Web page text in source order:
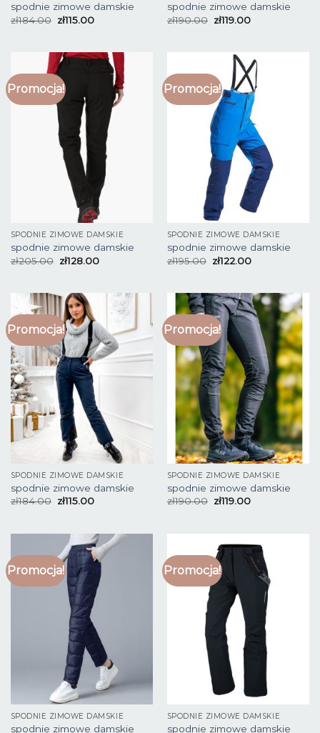
spodnie zimowe damskie
zł184.00 zł115.00
spodnie zimowe damskie
zł190.00 zł119.00
Promocja!
SPODNIE ZIMOWE DAMSKIE
spodnie zimowe damskie
zł205.00 zł128.00
Promocja!
SPODNIE ZIMOWE DAMSKIE
spodnie zimowe damskie
zł195.00 zł122.00
Promocja!
SPODNIE ZIMOWE DAMSKIE
spodnie zimowe damskie
zł184.00 zł115.00
Promocja!
SPODNIE ZIMOWE DAMSKIE
spodnie zimowe damskie
zł190.00 zł119.00
Promocja!
SPODNIE ZIMOWE DAMSKIE
spodnie zimowe damskie
Promocja!
SPODNIE ZIMOWE DAMSKIE
spodnie zimowe damskie